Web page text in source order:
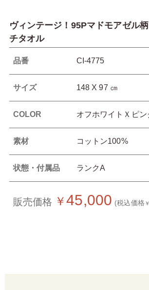
ヴィンテージ！95Pマドモアゼル
チタオル
品番 CI-4775
サイズ 148 X 97 ㎝
COLOR オフホワイトＸピ
素材 コットン100%
状態・付属品 ランクA
販売価格 ￥45,000 (税込価格 ￥